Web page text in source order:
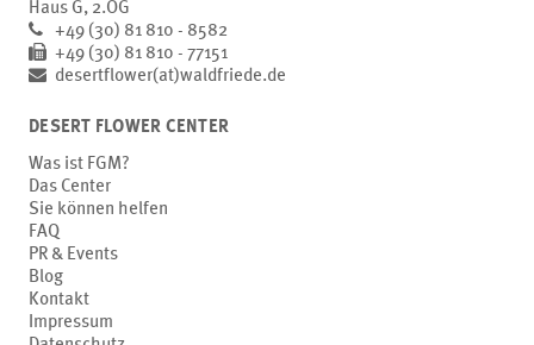
Haus G, 2.OG
+49 (30) 81 810 - 8582
+49 (30) 81 810 - 77151
desertflower(at)waldfriede.de
DESERT FLOWER CENTER
Was ist FGM?
Das Center
Sie können helfen
FAQ
PR & Events
Blog
Kontakt
Impressum